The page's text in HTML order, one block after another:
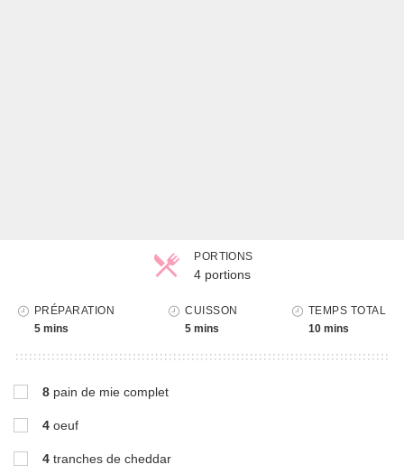
PORTIONS
4 portionsParts
PRÉPARATION
5 mins
CUISSON
5 mins
TEMPS TOTAL
10 mins
8 pain de mie complet
4 oeuf
4 tranches de cheddar